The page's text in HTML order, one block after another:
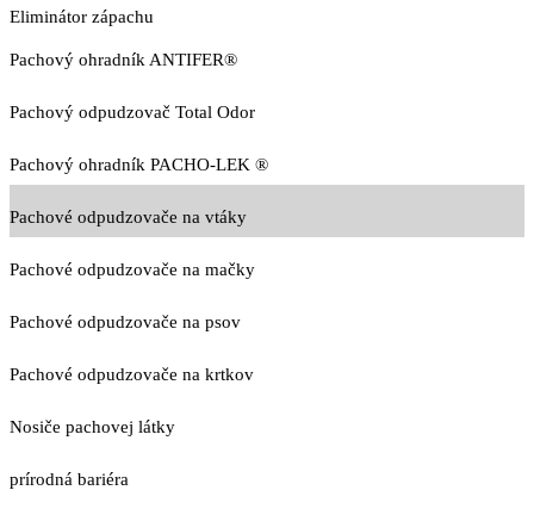
Eliminátor zápachu
Pachový ohradník ANTIFER®
Pachový odpudzovač Total Odor
Pachový ohradník PACHO-LEK ®
Pachové odpudzovače na vtáky
Pachové odpudzovače na mačky
Pachové odpudzovače na psov
Pachové odpudzovače na krtkov
Nosiče pachovej látky
prírodná bariéra